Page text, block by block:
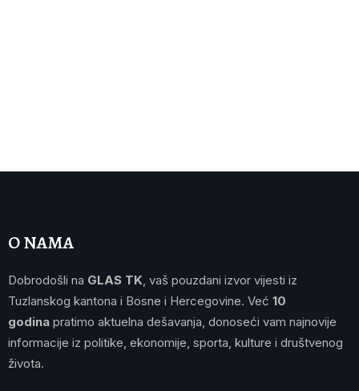
O NAMA
Dobrodošli na GLAS TK , vaš pouzdani izvor vijesti iz
Tuzlanskog kantona i Bosne i Hercegovine. Već 10
godina pratimo aktuelna dešavanja, donoseći vam najnovije
informacije iz politike, ekonomije, sporta, kulture i društvenog
života.